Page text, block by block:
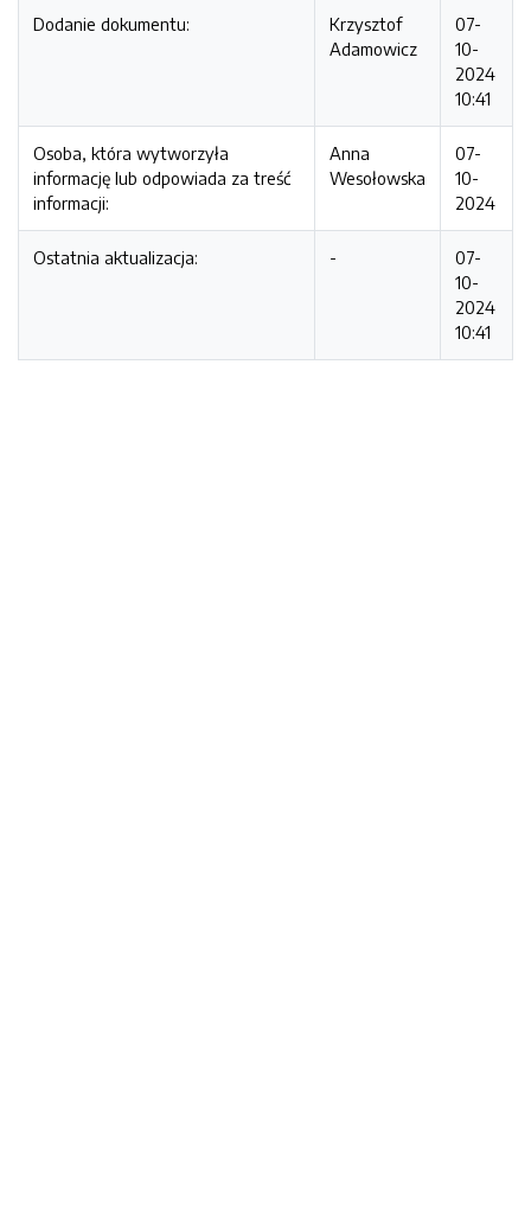
Dodanie dokumentu:
Krzysztof
Adamowicz
07-
10-
2024
10:41
Osoba, która wytworzyła
informację lub odpowiada za treść
informacji:
Anna
Wesołowska
07-
10-
2024
Ostatnia aktualizacja: -
07-
10-
2024
10:41